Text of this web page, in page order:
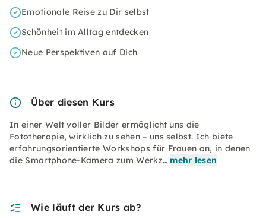
Emotionale Reise zu Dir selbst
Schönheit im Alltag entdecken
Neue Perspektiven auf Dich
Über diesen Kurs
In einer Welt voller Bilder ermöglicht uns die
Fototherapie, wirklich zu sehen – uns selbst. Ich biete
erfahrungsorientierte Workshops für Frauen an, in denen
die Smartphone-Kamera zum Werkz… mehr lesen
Wie läuft der Kurs ab?